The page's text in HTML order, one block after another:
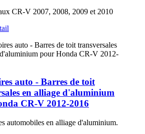
CR-V 2007, 2008, 2009 et 2010
auto - Barres de toit
en alliage d'aluminium
CR-V 2012-2016
automobiles en alliage d'aluminium.